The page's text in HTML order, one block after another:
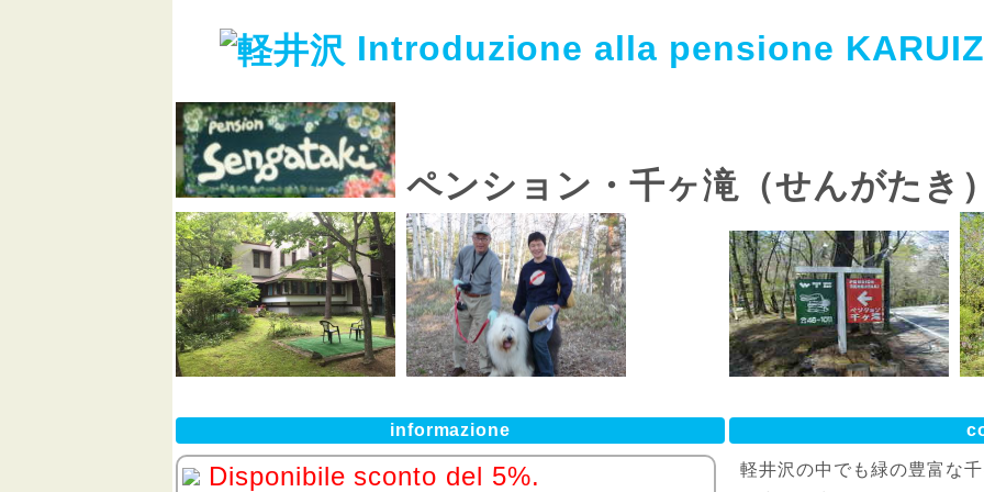
Introduzione alla pensione
ペンション・千ヶ滝（せんがたき
informazione
Disponibile sconto del 5%.
軽井沢の中でも緑の豊富な